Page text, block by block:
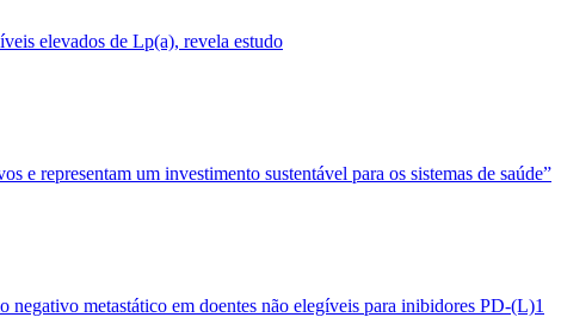
elevados de Lp(a), revela estudo
e representam um investimento sustentável para os sistemas de saúde”
metastático em doentes não elegíveis para inibidores PD-(L)1